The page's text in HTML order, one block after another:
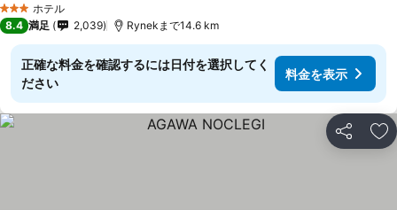
3 ホテルのランク
ホテル
8.4 満足 2,039 Rynekまで14.6 km
正確な料金を確認するには日付を選択してく
ださい
料金を表示
シェア お